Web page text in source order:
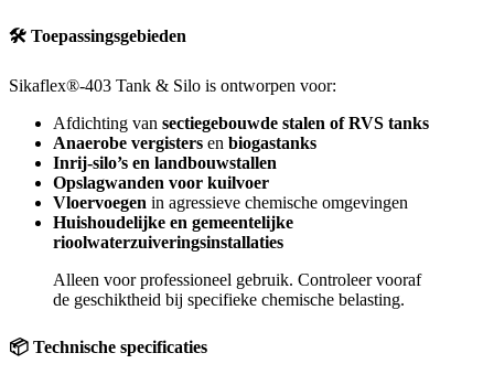
🛠 Toepassingsgebieden
Sikaflex®-403 Tank & Silo is ontworpen voor:
Afdichting van sectiegebouwde stalen of RVS tanks
Anaerobe vergisters en biogastanks
Inrij-silo’s en landbouwstallen
Opslagwanden voor kuilvoer
Vloervoegen in agressieve chemische omgevingen
Huishoudelijke en gemeentelijke
rioolwaterzuiveringsinstallaties
Alleen voor professioneel gebruik. Controleer vooraf
de geschiktheid bij specifieke chemische belasting.
📦 Technische specificaties